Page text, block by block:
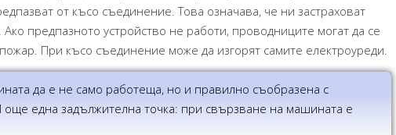
от късо съединение. Това означава, че ни застраховат
предпазното устройство не работи, проводниците могат да се
При късо съединение може да изгорят самите електроуреди.
да е не само работеща, но и правилно съобразена с
една задължителна точка: при свързване на машината е